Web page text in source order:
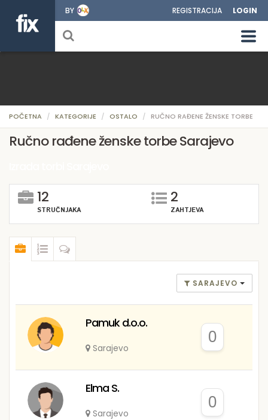
BY REGISTRACIJA LOGIN
POČETNA KATEGORIJE OSTALO RUČNO RAĐENE ŽENSKE TORBE
Ručno rađene ženske torbe Sarajevo
12
STRUČNJAKA
2
ZAHTJEVA
SARAJEVO
Pamuk d.o.o.
Sarajevo
0
Elma S.
Sarajevo
0